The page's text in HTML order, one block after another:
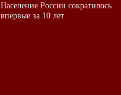
Население России сократилось
впервые за 10 лет